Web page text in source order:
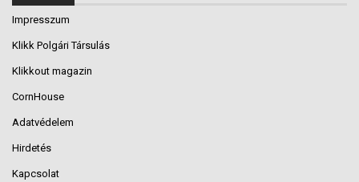
Impresszum
Klikk Polgári Társulás
Klikkout magazin
CornHouse
Adatvédelem
Hirdetés
Kapcsolat